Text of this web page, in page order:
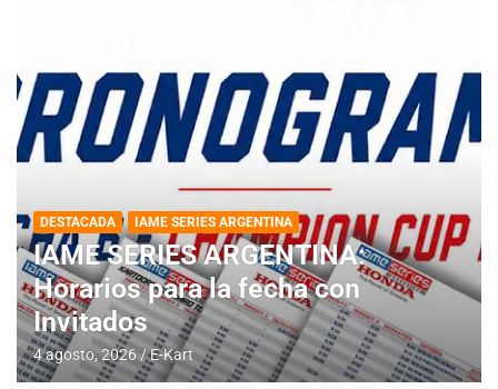
DESTACADA IAME SERIES ARGENTINA
IAME SERIES ARGENTINA:
Horarios para la fecha con
Invitados
4 agosto, 2026 E-Kart